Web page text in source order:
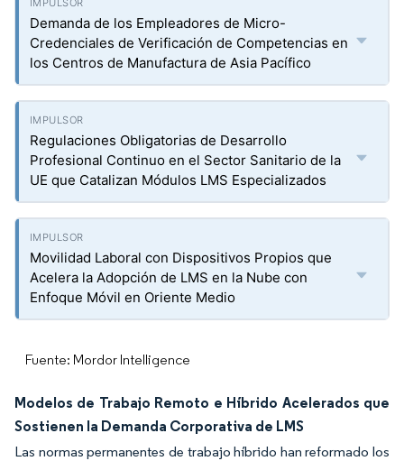
Demanda de los Empleadores de Micro-
Credenciales de Verificación de Competencias en
los Centros de Manufactura de Asia Pacífico
Regulaciones Obligatorias de Desarrollo
Profesional Continuo en el Sector Sanitario de la
UE que Catalizan Módulos LMS Especializados
Movilidad Laboral con Dispositivos Propios que
Acelera la Adopción de LMS en la Nube con
Enfoque Móvil en Oriente Medio
Fuente: Mordor Intelligence
Modelos de Trabajo Remoto e Híbrido Acelerados que
Sostienen la Demanda Corporativa de LMS
Las normas permanentes de trabajo híbrido han reformado los